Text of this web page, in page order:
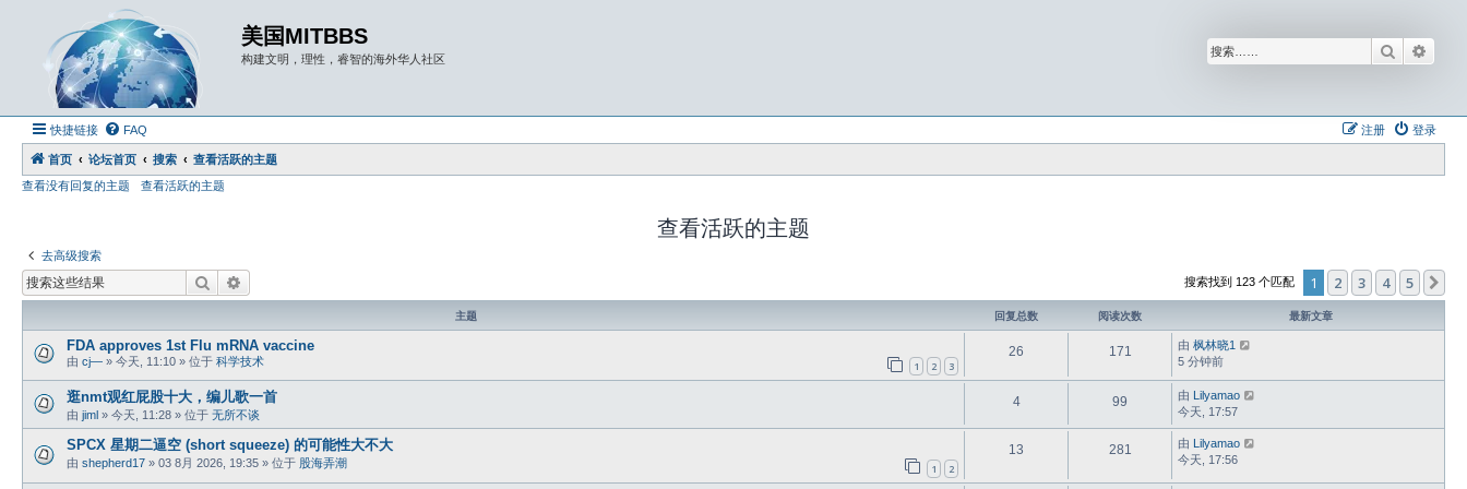
美国MITBBS
构建文明，理性，睿智的海外华人社区 搜索
快捷链接 FAQ 登录
注册
首页 论坛首页 搜索
查看活跃的主题
查看没有回复的主题
查看活跃的主题
查看活跃的主题
去高级搜索
搜索 搜索找到 123 个匹配 1 2 3 4 5
主题 回复总数 阅读次数 最新文章
FDA approves 1st Flu mRNA vaccine
由 cj— » 今天, 11:10 » 位于 科学技术 1 2 3
26 171 由 枫林晓1
5 分钟前
逛nmt观红屁股十大，编儿歌一首
由 jiml » 今天, 11:28 » 位于 无所不谈
4 99 由 Lilyamao
今天, 17:57
SPCX 星期二逼空 (short squeeze) 的可能性大不大
由 shepherd17 » 03 8月 2026, 19:35 » 位于 股海弄潮 1 2
13 281 由 Lilyamao
今天, 17:56